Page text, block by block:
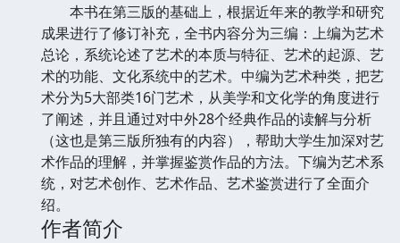
本书在第三版的基础上，根据近年来的教学和研究
成果进行了修订补充，全书内容分为三编：上编为艺术
总论，系统论述了艺术的本质与特征、艺术的起源、艺
术的功能、文化系统中的艺术。中编为艺术种类，把艺
术分为5大部类16门艺术，从美学和文化学的角度进行
了阐述，并且通过对中外28个经典作品的读解与分析
（这也是第三版所独有的内容），帮助大学生加深对艺
术作品的理解，并掌握鉴赏作品的方法。下编为艺术系
统，对艺术创作、艺术作品、艺术鉴赏进行了全面介
绍。
作者简介